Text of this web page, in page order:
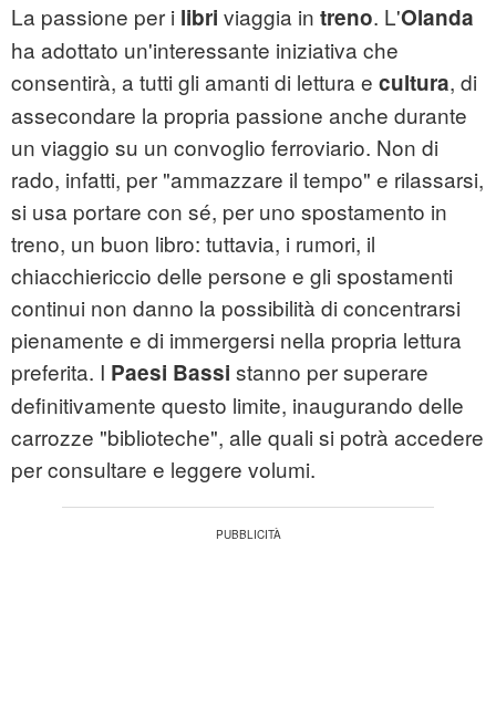
La passione per i libri viaggia in treno. L'Olanda
ha adottato un'interessante iniziativa che
consentirà, a tutti gli amanti di lettura e cultura, di
assecondare la propria passione anche durante
un viaggio su un convoglio ferroviario. Non di
rado, infatti, per "ammazzare il tempo" e rilassarsi,
si usa portare con sé, per uno spostamento in
treno, un buon libro: tuttavia, i rumori, il
chiacchiericcio delle persone e gli spostamenti
continui non danno la possibilità di concentrarsi
pienamente e di immergersi nella propria lettura
preferita. I Paesi Bassi stanno per superare
definitivamente questo limite, inaugurando delle
carrozze "biblioteche", alle quali si potrà accedere
per consultare e leggere volumi.